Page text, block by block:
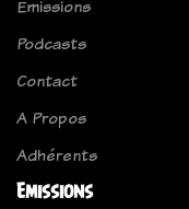
Emissions
Podcasts
Contact
A Propos
Adhérents
Emissions